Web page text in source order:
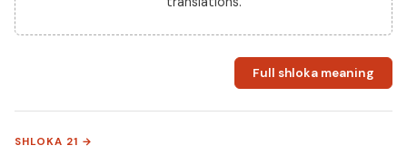
Full shloka meaning
SHLOKA 21 →